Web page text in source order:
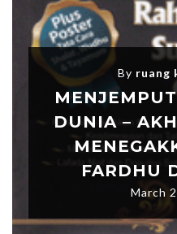
By ruang
DUNIA –
FARDHU
March